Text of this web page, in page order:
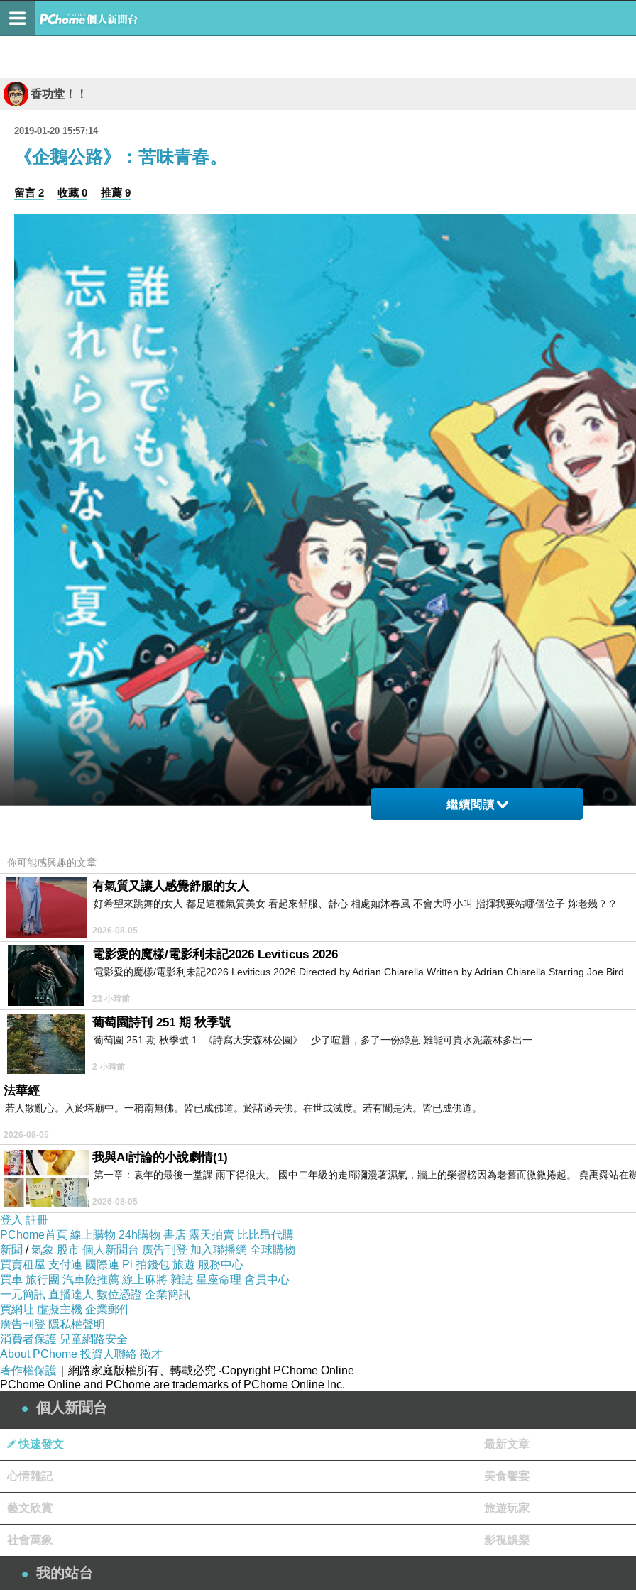
香功堂！！
2019-01-20 15:57:14
《企鵝公路》：苦味青春。
留言 2 收藏 0 推薦 9
小學四年級的青山喜歡寫筆記喜歡做研究，還喜歡牙醫診所的漂亮大姐姐，他想要趕快長大好跟大姐姐結婚；一天，青山
繼續閱讀
你可能感興趣的文章
有氣質又讓人感覺舒服的女人
好希望來跳舞的女人 都是這種氣質美女 看起來舒服、舒心 相處如沐春風 不會大呼小叫 指揮我要站哪個位子 妳老幾？？
2026-08-05
電影愛的魔樣/電影利未記2026 Leviticus 2026
電影愛的魔樣/電影利未記2026 Leviticus 2026 Directed by Adrian Chiarella Written by Adrian Chiarella Starring Joe Bird
23 小時前
葡萄園詩刊 251 期 秋季號
葡萄園 251 期 秋季號 1 《詩寫大安森林公園》 少了喧囂，多了一份綠意 難能可貴水泥叢林多出一
2 小時前
法華經
若人散亂心。入於塔廟中。一稱南無佛。皆已成佛道。於諸過去佛。在世或滅度。若有聞是法。皆已成佛道。
2026-08-05
我與AI討論的小說劇情(1)
第一章：袁年的最後一堂課 雨下得很大。 國中二年級的走廊瀰漫著濕氣，牆上的榮譽榜因為老舊而微微捲起。 堯禹舜站在
2026-08-05
登入 註冊
PChome首頁 線上購物 24h購物 書店 露天拍賣 比比昂代購
新聞 /氣象 股市 個人新聞台 廣告刊登 加入聯播網 全球購物
買賣租屋 支付連 國際連 Pi 拍錢包 旅遊 服務中心
買車 旅行團 汽車險推薦 線上麻將 雜誌 星座命理 會員中心
一元簡訊 直播達人 數位憑證 企業簡訊
買網址 虛擬主機 企業郵件
廣告刊登 隱私權聲明
消費者保護 兒童網路安全
About PChome 投資人聯絡 徵才
著作權保護 ｜網路家庭版權所有、轉載必究 ‧Copyright PChome Online
PChome Online and PChome are trademarks of PChome Online Inc.
個人新聞台
快速發文 最新文章
心情雜記 美食饗宴
藝文欣賞 旅遊玩家
社會萬象 影視娛樂
我的站台